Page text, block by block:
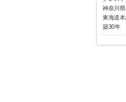
神奈川
東海道
築30年